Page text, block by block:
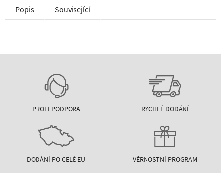
Popis Související
PROFI PODPORA RYCHLÉ DODÁNÍ
DODÁNÍ PO CELÉ EU VĚRNOSTNÍ PROGRAM